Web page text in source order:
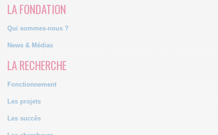
LA FONDATION
Qui sommes-nous ?
News & Médias
LA RECHERCHE
Fonctionnement
Les projets
Les succès